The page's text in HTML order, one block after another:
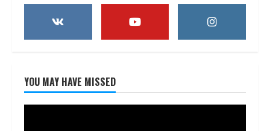
YOU MAY HAVE MISSED